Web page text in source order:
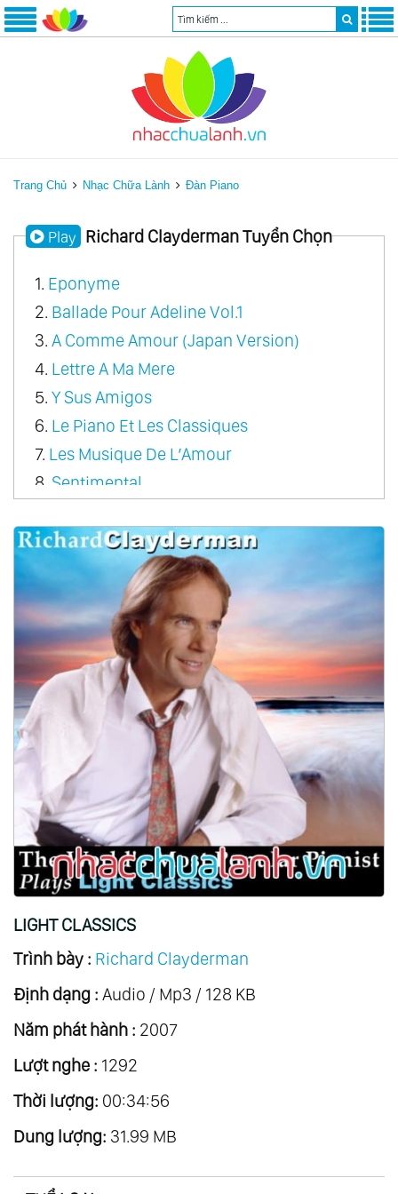
Trang Chủ Nhạc Chữa Lành Đàn Piano
Play Richard Clayderman Tuyển Chọn
1. Eponyme
2. Ballade Pour Adeline Vol.1
3. A Comme Amour (Japan Version)
4. Lettre A Ma Mere
5. Y Sus Amigos
6. Le Piano Et Les Classiques
7. Les Musique De L’Amour
8. Sentimental
10.A Come Amore
A Dream Of Love
12.Couleur Tendresse
13.Le Premiere Cragnin D’Elsa
14.Fragile Heart
15.From Paris With Love
16.
Sonata Magic
17.
The Classic Touch
18.
Christmas
19. Romantic
20.Eleana
21.Songs Of Love
22.A Little Night Music
24. Thailand Mon Amour
25.Zodiacal Symphony
26.Anemos
27.Concerto
29. The Fantastic Movie Story Of Ennio
Morricone
30.Il Y A Toujours De Soleil ...au Dessus Des
LIGHT CLASSICS
Trình bày : Richard Clayderman
Định dạng : Audio / Mp3 / 128 KB
Năm phát hành : 2007
Lượt nghe : 1292
Thời lượng: 00:34:56
Dung lượng: 31.99 MB